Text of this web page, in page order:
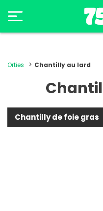
Orties Chantilly au lard
Chantilly de foie gras